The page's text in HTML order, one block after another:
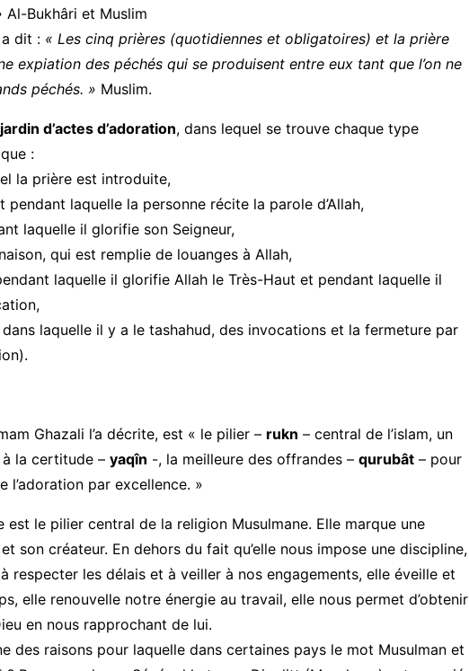
Al-Bukhâri et Muslim
dit : « Les cinq prières (quotidiennes et obligatoires) et la prière
expiation des péchés qui se produisent entre eux tant que l’on ne
péchés. » Muslim.
d’actes d’adoration, dans lequel se trouve chaque type
:
la prière est introduite,
laquelle la personne récite la parole d’Allah,
laquelle il glorifie son Seigneur,
qui est remplie de louanges à Allah,
laquelle il glorifie Allah le Très-Haut et pendant laquelle il
laquelle il y a le tashahud, des invocations et la fermeture par
Ghazali l’a décrite, est « le pilier – rukn – central de l’islam, un
la certitude – yaqîn -, la meilleure des offrandes – qurubât – pour
l’adoration par excellence. »
est le pilier central de la religion Musulmane. Elle marque une
son créateur. En dehors du fait qu’elle nous impose une discipline,
respecter les délais et à veiller à nos engagements, elle éveille et
elle renouvelle notre énergie au travail, elle nous permet d’obtenir
en nous rapprochant de lui.
des raisons pour laquelle dans certaines pays le mot Musulman et